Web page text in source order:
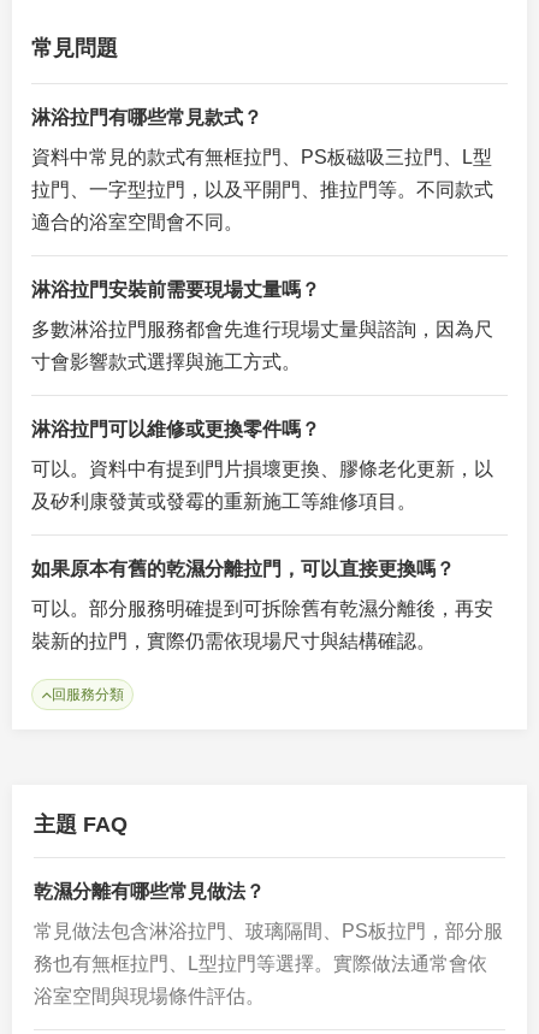
常見問題
淋浴拉門有哪些常見款式？
資料中常見的款式有無框拉門、PS板磁吸三拉門、L型
拉門、一字型拉門，以及平開門、推拉門等。不同款式
適合的浴室空間會不同。
淋浴拉門安裝前需要現場丈量嗎？
多數淋浴拉門服務都會先進行現場丈量與諮詢，因為尺
寸會影響款式選擇與施工方式。
淋浴拉門可以維修或更換零件嗎？
可以。資料中有提到門片損壞更換、膠條老化更新，以
及矽利康發黃或發霉的重新施工等維修項目。
如果原本有舊的乾濕分離拉門，可以直接更換嗎？
可以。部分服務明確提到可拆除舊有乾濕分離後，再安
裝新的拉門，實際仍需依現場尺寸與結構確認。
回服務分類
主題 FAQ
乾濕分離有哪些常見做法？
常見做法包含淋浴拉門、玻璃隔間、PS板拉門，部分服
務也有無框拉門、L型拉門等選擇。實際做法通常會依
浴室空間與現場條件評估。